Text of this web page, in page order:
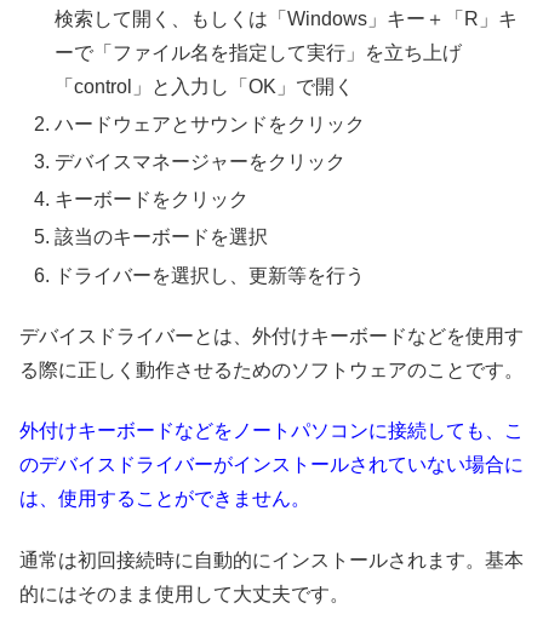
検索して開く、もしくは「Windows」キー＋「R」キ
ーで「ファイル名を指定して実行」を立ち上げ
「control」と入力し「OK」で開く
ハードウェアとサウンドをクリック
デバイスマネージャーをクリック
キーボードをクリック
該当のキーボードを選択
ドライバーを選択し、更新等を行う
デバイスドライバーとは、外付けキーボードなどを使用す
る際に正しく動作させるためのソフトウェアのことです。
外付けキーボードなどをノートパソコンに接続しても、こ
のデバイスドライバーがインストールされていない場合に
は、使用することができません。
通常は初回接続時に自動的にインストールされます。基本
的にはそのまま使用して大丈夫です。